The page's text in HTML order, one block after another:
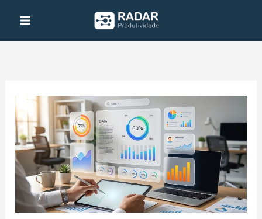
contenido
empresa
tiene
demasiados
datos
poca